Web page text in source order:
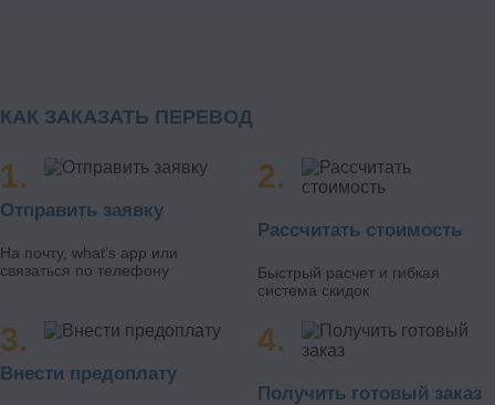
Перевод – на любой язык целевой аудитории;
в популярных форматах субтитров.
На финальном этапе субтитры проходят вычитку и
редактирование корректором и редактором.
Дополнительно предоставляются услуги вшивки субтитров
Преимущества Translation-online24:
Круглосуточная работа;
КАК ЗАКАЗАТЬ ПЕРЕВОД
Отправить заявку
На почту, what’s app или
связаться по телефону
Рассчитать стоимость
Быстрый расчет и гибкая
система скидок
Внести предоплату
Получить готовый заказ